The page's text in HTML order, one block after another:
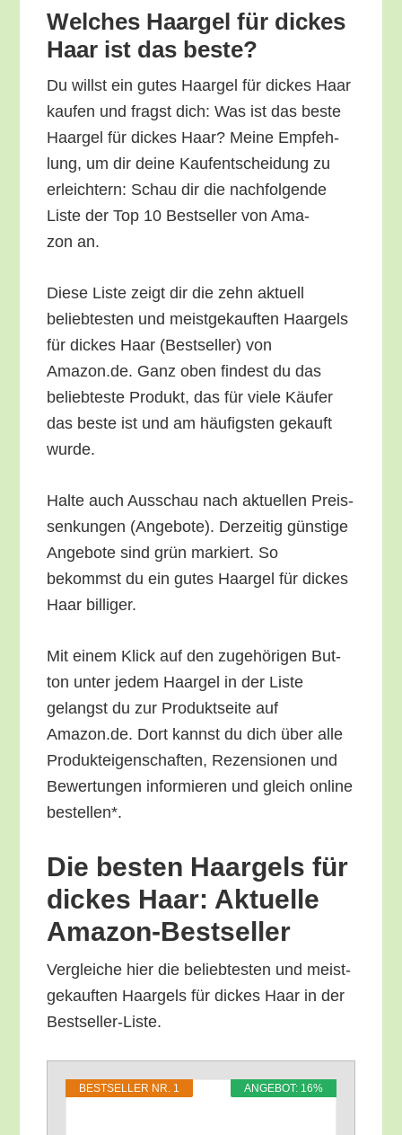
Wel­ches Haar­gel für dickes
Haar ist das beste?
Du willst ein gutes Haar­gel für dickes Haar
kau­fen und fragst dich: Was ist das bes­te
Haar­gel für dickes Haar? Mei­ne Emp­feh­
lung, um dir dei­ne Kauf­ent­schei­dung zu
erleich­tern: Schau dir die nach­fol­gen­de
Lis­te der Top 10 Best­sel­ler von Ama­
zon an.
Die­se Lis­te zeigt dir die zehn aktu­ell
belieb­tes­ten und meist­ge­kauf­ten Haar­gels
für dickes Haar (Best­sel­ler) von
Amazon.de. Ganz oben fin­dest du das
belieb­tes­te Pro­dukt, das für vie­le Käu­fer
das bes­te ist und am häu­figs­ten gekauft
wurde.
Hal­te auch Aus­schau nach aktu­el­len Preis­
sen­kun­gen (Ange­bo­te). Der­zei­tig güns­ti­ge
Ange­bo­te sind grün mar­kiert. So
bekommst du ein gutes Haar­gel für dickes
Haar billiger.
Mit einem Klick auf den zuge­hö­ri­gen But­
ton unter jedem Haar­gel in der Lis­te
gelangst du zur Pro­dukt­sei­te auf
Amazon.de. Dort kannst du dich über alle
Pro­duk­tei­gen­schaf­ten, Rezen­sio­nen und
Bewer­tun­gen infor­mie­ren und gleich online
bestellen*.
Die bes­ten Haar­gels für
dickes Haar: Aktu­el­le
Amazon-Bestseller
Ver­glei­che hier die belieb­tes­ten und meist­
ge­kauf­ten Haar­gels für dickes Haar in der
Bestseller-Liste.
ANGE­BOT: 16%
BEST­SEL­LER NR. 1